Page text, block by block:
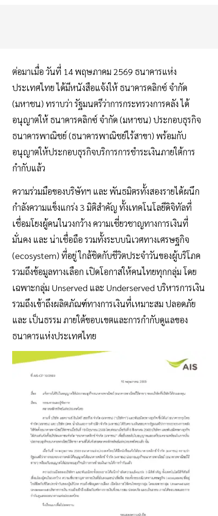
ต่อมาเมื่อ วันที่ 14 พฤษภาคม 2569 ธนาคารแห่ง
ประเทศไทย ได้มีหนังสือแจ้งให้ ธนาคารคลิกซ์ จำกัด
(มหาชน) ทราบว่า รัฐมนตรีว่าการกระทรวงการคลัง ได้
อนุญาตให้ ธนาคารคลิกซ์ จำกัด (มหาชน) ประกอบธุรกิจ
ธนาคารพาณิชย์ (ธนาคารพาณิชย์ไร้สาขา) พร้อมกับ
อนุญาตให้ประกอบธุรกิจบริการการชำระเงินภายใต้การ
กำกับแล้ว
ความร่วมมือของบริษัทฯ และ พันธมิตรทั้งสองรายได้ผนึก
กำลังความแข็งแกร่ง 3 มิติสำคัญ ทั้งเทคโนโลยีดิจิทัลที่
เชื่อมโยงผู้คนในวงกว้าง ความเชี่ยวชาญทางการเงินที่
มั่นคง และ น่าเชื่อถือ รวมทั้งระบบนิเวศทางเศรษฐกิจ
(ecosystem) ที่อยู่ ใกล้ชิดกับชีวิตประจำวันของผู้บริโภค
รวมถึงข้อมูลทางเลือก เปิดโอกาสให้คนไทยทุกกลุ่ม โดย
เฉพาะกลุ่ม Unserved และ Underserved บริหารการเงิน
รวมถึงเข้าถึงผลิตภัณฑ์ทางการเงินที่เหมาะสม ปลอดภัย
และ เป็นธรรม ภายใต้ขอบเขตและการกำกับดูแลของ
ธนาคารแห่งประเทศไทย